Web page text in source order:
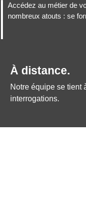
Accédez au métier de
nombreux atouts : se
À distance.
Notre équipe se tient
interrogations.